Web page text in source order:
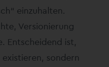
einzuhalten.
Versionierung
Entscheidend ist,
sondern